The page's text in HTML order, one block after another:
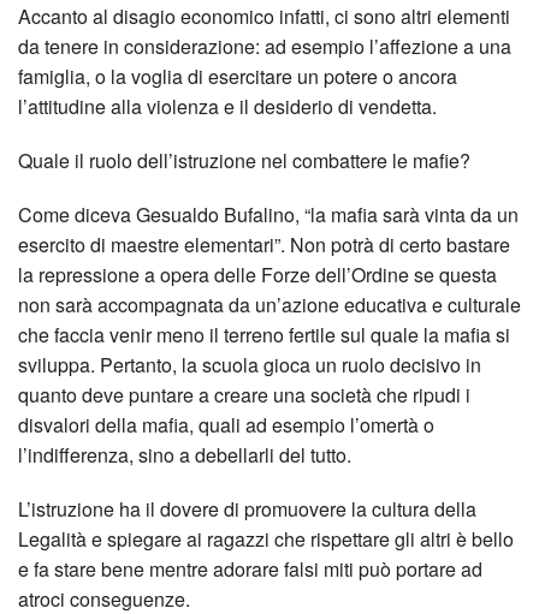
Accanto al disagio economico infatti, ci sono altri elementi
da tenere in considerazione: ad esempio l’affezione a una
famiglia, o la voglia di esercitare un potere o ancora
l’attitudine alla violenza e il desiderio di vendetta.
Quale il ruolo dell’istruzione nel combattere le mafie?
Come diceva Gesualdo Bufalino, “la mafia sarà vinta da un
esercito di maestre elementari”. Non potrà di certo bastare
la repressione a opera delle Forze dell’Ordine se questa
non sarà accompagnata da un’azione educativa e culturale
che faccia venir meno il terreno fertile sul quale la mafia si
sviluppa. Pertanto, la scuola gioca un ruolo decisivo in
quanto deve puntare a creare una società che ripudi i
disvalori della mafia, quali ad esempio l’omertà o
l’indifferenza, sino a debellarli del tutto.
L’istruzione ha il dovere di promuovere la cultura della
Legalità e spiegare ai ragazzi che rispettare gli altri è bello
e fa stare bene mentre adorare falsi miti può portare ad
atroci conseguenze.